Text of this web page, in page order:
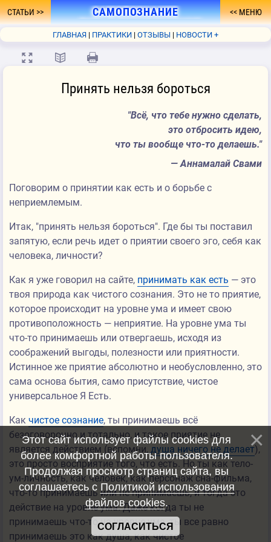
СТАТЬИ
САМОПОЗНАНИЕ
- ПУТЬ К ПРОСВЕТЛЕНИЮ
МЕНЮ
ГЛАВНАЯ ПРАКТИКИ ОТЗЫВЫ
НОВОСТИ +
💻 📖 🖨
Принять нельзя бороться
Всё, что тебе нужно сделать,
это отбросить идею,
что ты вообще что-то делаешь.
— Аннамалай Свами
Поговорим о принятии как есть и о борьбе с
неприемлемым.
Итак, "принять нельзя бороться". Где бы ты поставил
запятую, если речь идет о приятии своего эго, себя как
человека, личности?
Как я уже говорил на сайте, принимать как есть — это
твоя природа как чистого сознания. Это не то приятие,
которое происходит на уровне ума и имеет свою
противоположность — неприятие. На уровне ума ты
что-то принимаешь или отвергаешь, исходя из
соображений выгоды, полезности или приятности.
Истинное же приятие абсолютно и необусловленно, это
сама основа бытия, само присутствие, чистое
универсальное Я Есть.
Как чистое сознание, ты принимаешь всё
безоговорочно и тотально, и такое приятие не
является действием (вспомни, душа ничего не делает),
это просто восприятие того, что есть. Но ты как тело-
ум-личность, как человек, как персонаж сна-фильма,
что-то принимаешь или не принимаешь, и тогда это
действие на уровне ума. Даже когда ты не
принимаешь что-то на уровне ума, ты все равно
принимаешь это как душа, как чистое
Этот сайт использует файлы cookies для
более комфортной работы пользователя.
Продолжая просмотр страниц сайта, вы
соглашаетесь с Политикой использования
файлов cookies.
СОГЛАСИТЬСЯ